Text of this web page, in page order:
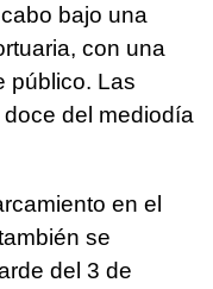
bajo una
con una
público. Las
del mediodía
en el
se
del 3 de